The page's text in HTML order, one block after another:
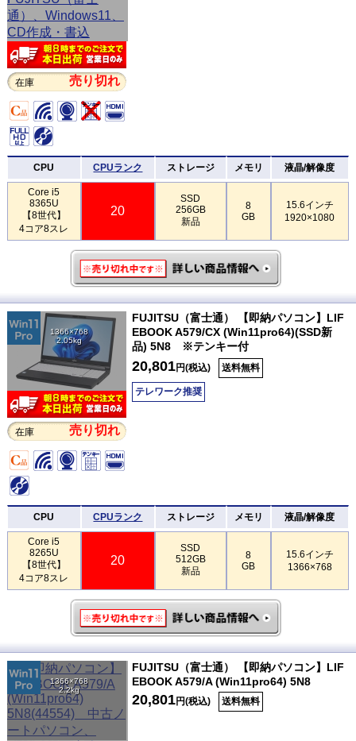
在庫 売り切れ
CPU CPUランク ストレージ メモリ 液晶/解像度
Core i5
8365U
【8世代】
4コア8スレ
20
SSD
256GB
新品
8
GB
15.6インチ
1920×1080
1366×768
2.05kg
在庫 売り切れ
FUJITSU（富士通） 【即納パソコン】LIF
EBOOK A579/CX (Win11pro64)(SSD新
品) 5N8 ※テンキー付
20,801円(税込) 送料無料
テレワーク推奨
CPU CPUランク ストレージ メモリ 液晶/解像度
Core i5
8265U
【8世代】
4コア8スレ
20
SSD
512GB
新品
8
GB
15.6インチ
1366×768
1366×768
2.2kg
FUJITSU（富士通） 【即納パソコン】LIF
EBOOK A579/A (Win11pro64) 5N8
20,801円(税込) 送料無料